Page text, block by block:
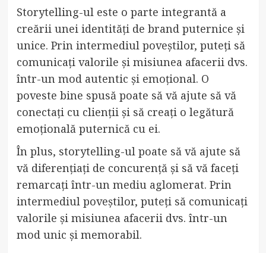
Storytelling-ul este o parte integrantă a
creării unei identități de brand puternice și
unice. Prin intermediul poveștilor, puteți să
comunicați valorile și misiunea afacerii dvs.
într-un mod autentic și emoțional. O
poveste bine spusă poate să vă ajute să vă
conectați cu clienții și să creați o legătură
emoțională puternică cu ei.
În plus, storytelling-ul poate să vă ajute să
vă diferențiați de concurență și să vă faceți
remarcați într-un mediu aglomerat. Prin
intermediul poveștilor, puteți să comunicați
valorile și misiunea afacerii dvs. într-un
mod unic și memorabil.